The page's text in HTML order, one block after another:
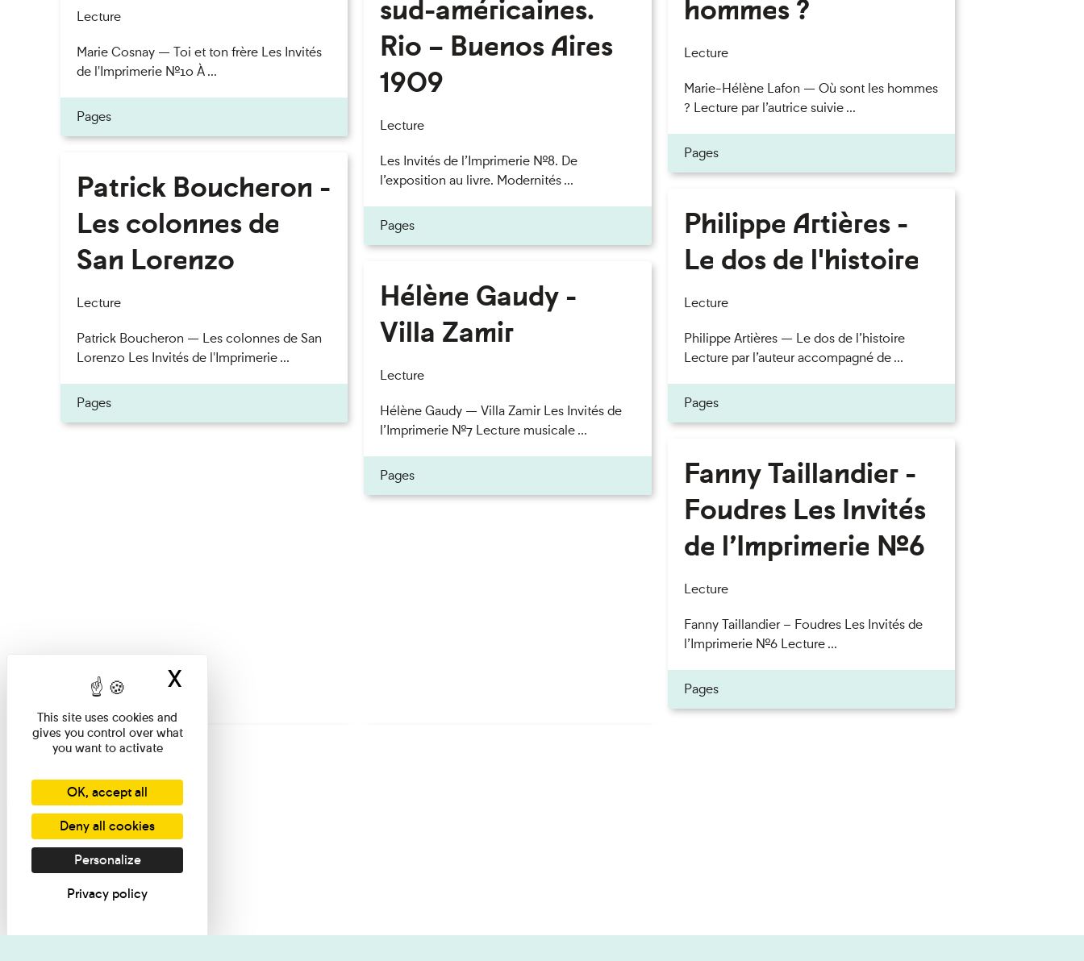
Lecture
Marie Cosnay — Toi et ton frère Les Invités
de l'Imprimerie n°10 À ...
Pages
Patrick Boucheron -
Les colonnes de
San Lorenzo
Lecture
Patrick Boucheron — Les colonnes de San
Lorenzo Les Invités de l'Imprimerie ...
Pages
sud-américaines.
Rio – Buenos Aires
1909
Lecture
Les Invités de l’Imprimerie n°8. De
l’exposition au livre. Modernités ...
Pages
Hélène Gaudy -
Villa Zamir
Lecture
Hélène Gaudy — Villa Zamir Les Invités de
l’Imprimerie n°7 Lecture musicale ...
Pages
hommes ?
Lecture
Marie-Hélène Lafon — Où sont les hommes
? Lecture par l’autrice suivie ...
Pages
Philippe Artières -
Le dos de l'histoire
Lecture
Philippe Artières — Le dos de l’histoire
Lecture par l’auteur accompagné de ...
Pages
Fanny Taillandier -
Foudres Les Invités
de l’Imprimerie n°6
Lecture
Fanny Taillandier – Foudres Les Invités de
l’Imprimerie n°6 Lecture ...
Pages
This site uses cookies and
gives you control over what
you want to activate
OK, accept all
Deny all cookies
Personalize
Privacy policy
X